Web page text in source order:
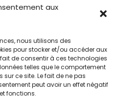
aux
nous utilisons des
pour stocker et/ou accéder aux
de consentir à ces technologies
telles que le comportement
ce site. Le fait de ne pas
peut avoir un effet négatif
fonctions.
variant, avec des plumes
différentes.
variants, sont de pures